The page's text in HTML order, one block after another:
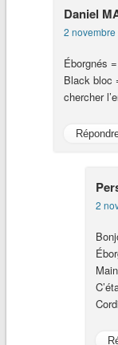
Daniel
2
Éborgnés
Black bloc
chercher
2